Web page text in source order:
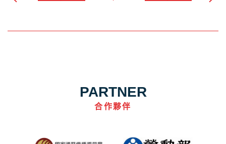
PARTNER
合作夥伴